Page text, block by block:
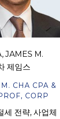
JAMES M.
제임스
CHA CPA &
CORP
세 전략, 사업체